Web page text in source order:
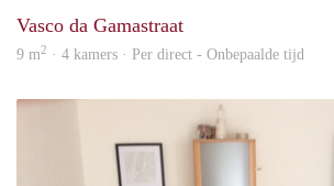
Vasco da Gamastraat
9 m2 · 4 kamers · Per direct - Onbepaalde tijd